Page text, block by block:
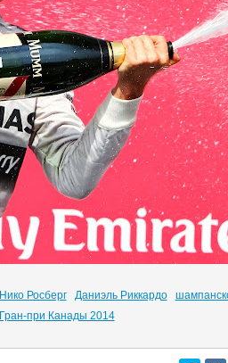
Нико Росберг Даниэль Риккардо
Гран-при Канады 2014